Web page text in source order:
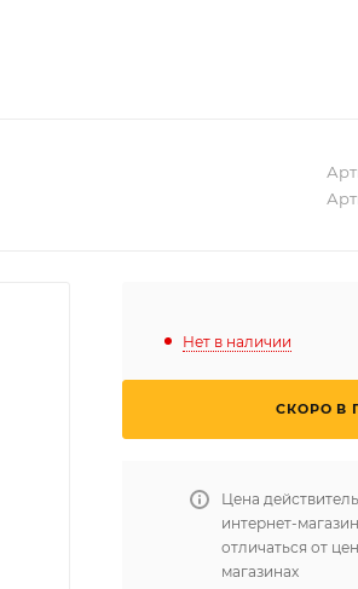
Нет в наличии
СКОРО В
Цена
интернет-
отличаться от
магазинах